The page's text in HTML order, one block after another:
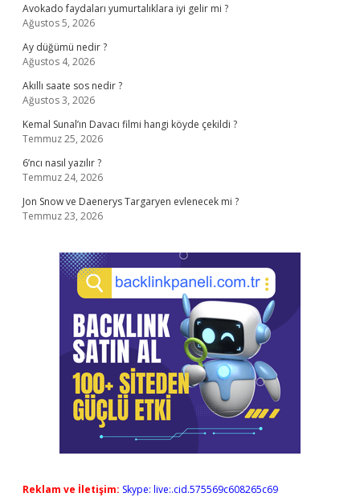
Avokado faydaları yumurtalıklara iyi gelir mi ?
Ağustos 5, 2026
Ay düğümü nedir ?
Ağustos 4, 2026
Akıllı saate sos nedir ?
Ağustos 3, 2026
Kemal Sunal’ın Davacı filmi hangi köyde çekildi ?
Temmuz 25, 2026
6’ncı nasıl yazılır ?
Temmuz 24, 2026
Jon Snow ve Daenerys Targaryen evlenecek mi ?
Temmuz 23, 2026
Reklam ve İletişim: Skype: live:.cid.575569c608265c69